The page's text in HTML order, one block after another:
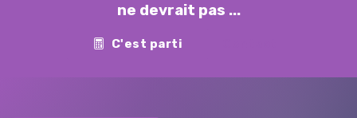
ne devrait pas ...
C'est parti